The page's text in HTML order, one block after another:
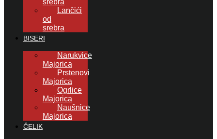
srebra
Lančići
od
srebra
BISERI
Narukvice
Majorica
Prstenovi
Majorica
Ogrlice
Majorica
Naušnice
Majorica
ČELIK